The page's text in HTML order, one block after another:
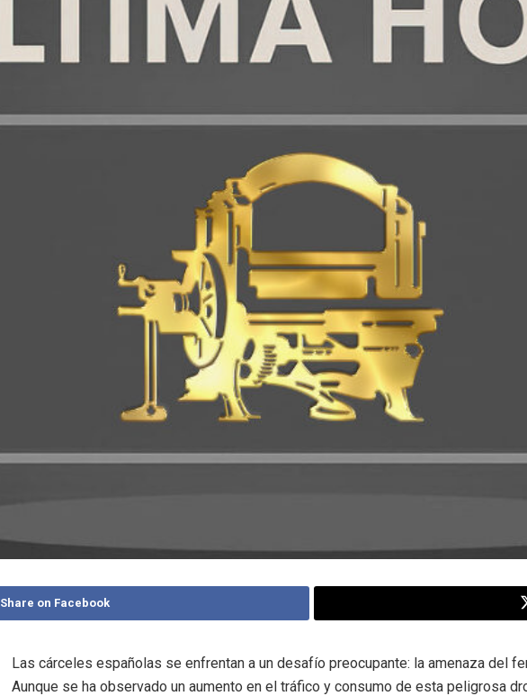
Share on Facebook
Las cárceles españolas se enfrentan a un desafío preocupante: la amenaza del
Aunque se ha observado un aumento en el tráfico y consumo de esta peligrosa